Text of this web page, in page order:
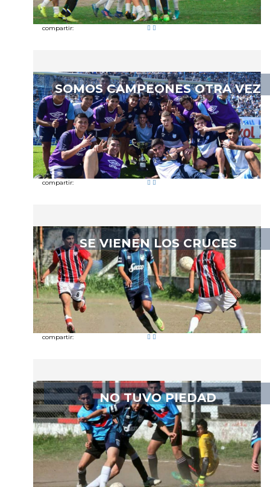
compartir:
SOMOS CAMPEONES OTRA VEZ
compartir:
SE VIENEN LOS CRUCES
compartir:
NO TUVO PIEDAD